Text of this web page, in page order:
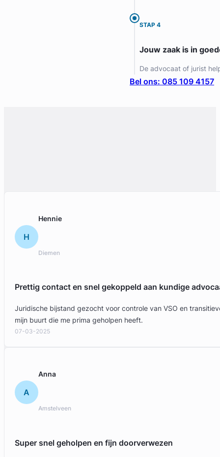
Geverifieerd
STAP 4
Jouw zaak is in
De advocaat of jurist
Bel ons: 085 109 4157
H
Hennie
Diemen
Prettig contact en snel gekoppeld aan kundige
Juridische bijstand gezocht voor controle van VSO en
mijn buurt die me prima geholpen heeft.
07-03-2025
A
Anna
Amstelveen
Super snel geholpen en fijn doorverwezen